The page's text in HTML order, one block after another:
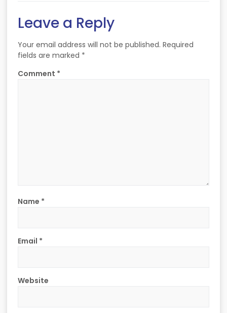
Leave a Reply
Your email address will not be published. Required
fields are marked *
Comment *
Name *
Email *
Website